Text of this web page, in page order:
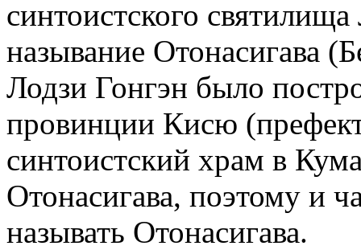
синтоистского
называние Отонасигава
Лодзи Гонгэн было
провинции Кисю
синтоистский храм в
Отонасигава, поэтому и
называть Отонасигава.